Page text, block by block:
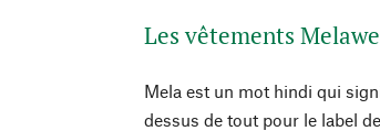
Les vêtements
Mela est un mot hindi qui
dessus de tout pour le label